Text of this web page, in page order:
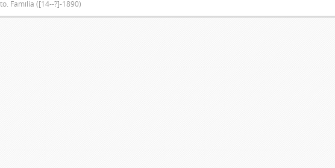
Família ([14--?]-1890)